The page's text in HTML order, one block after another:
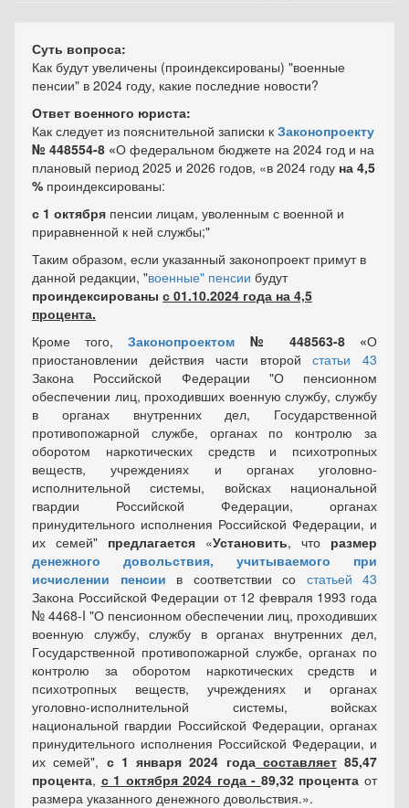
Суть вопроса:
Как будут увеличены (проиндексированы) "военные
пенсии" в 2024 году, какие последние новости?
Ответ военного юриста:
Как следует из пояснительной записки к Законопроекту
№ 448554-8 «О федеральном бюджете на 2024 год и на
плановый период 2025 и 2026 годов, «в 2024 году на 4,5
% проиндексированы:
с 1 октября пенсии лицам, уволенным с военной и
приравненной к ней службы;"
Таким образом, если указанный законопроект примут в
данной редакции, "военные" пенсии будут
проиндексированы с 01.10.2024 года на 4,5
процента.
Кроме того,Законопроектом № 448563-8 «О
приостановлении действия части второйстатьи 43
Закона Российской Федерации "О пенсионном
обеспечении лиц, проходивших военную службу, службу
в органах внутренних дел, Государственной
противопожарной службе, органах по контролю за
оборотом наркотических средств и психотропных
веществ, учреждениях и органах уголовно-
исполнительной системы, войсках национальной
гвардии Российской Федерации, органах
принудительного исполнения Российской Федерации, и
их семей" предлагается «Установить, что размер
денежного довольствия, учитываемого при
исчислении пенсии в соответствии со статьей 43
Закона Российской Федерации от 12 февраля 1993 года
№ 4468-I "О пенсионном обеспечении лиц, проходивших
военную службу, службу в органах внутренних дел,
Государственной противопожарной службе, органах по
контролю за оборотом наркотических средств и
психотропных веществ, учреждениях и органах
уголовно-исполнительной системы, войсках
национальной гвардии Российской Федерации, органах
принудительного исполнения Российской Федерации, и
их семей", с 1 января 2024 годасоставляет85,47
процента, с 1 октября 2024 года - 89,32 процента от
размера указанного денежного довольствия.».